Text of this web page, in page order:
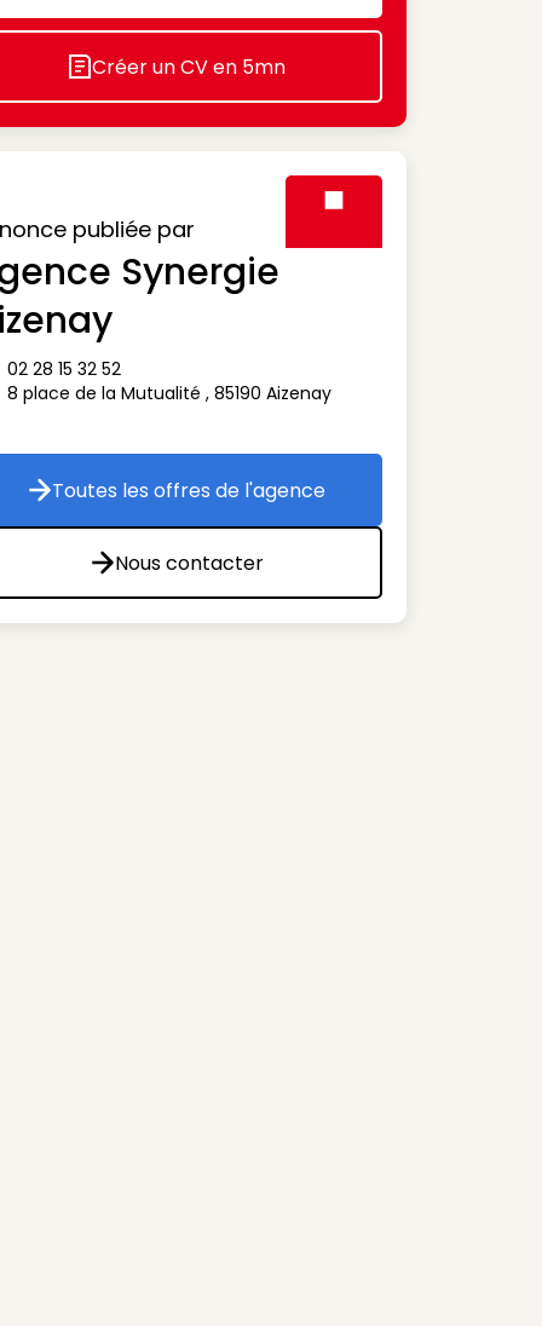
Icon decorative
Créer un CV en 5mn
publiée par
Synergie
téléphone
02 28 15 32 52
adresse
8 place de la Mutualité , 85190 Aizenay
Toutes les offres de l'agence
Toutes les offres de l'agence
Nous contacter
Nous contacter